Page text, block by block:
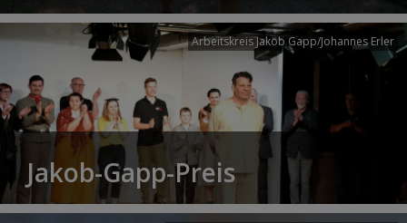
Arbeitskreis Jakob Gapp/Johannes Erler
Jakob-Gapp-Preis